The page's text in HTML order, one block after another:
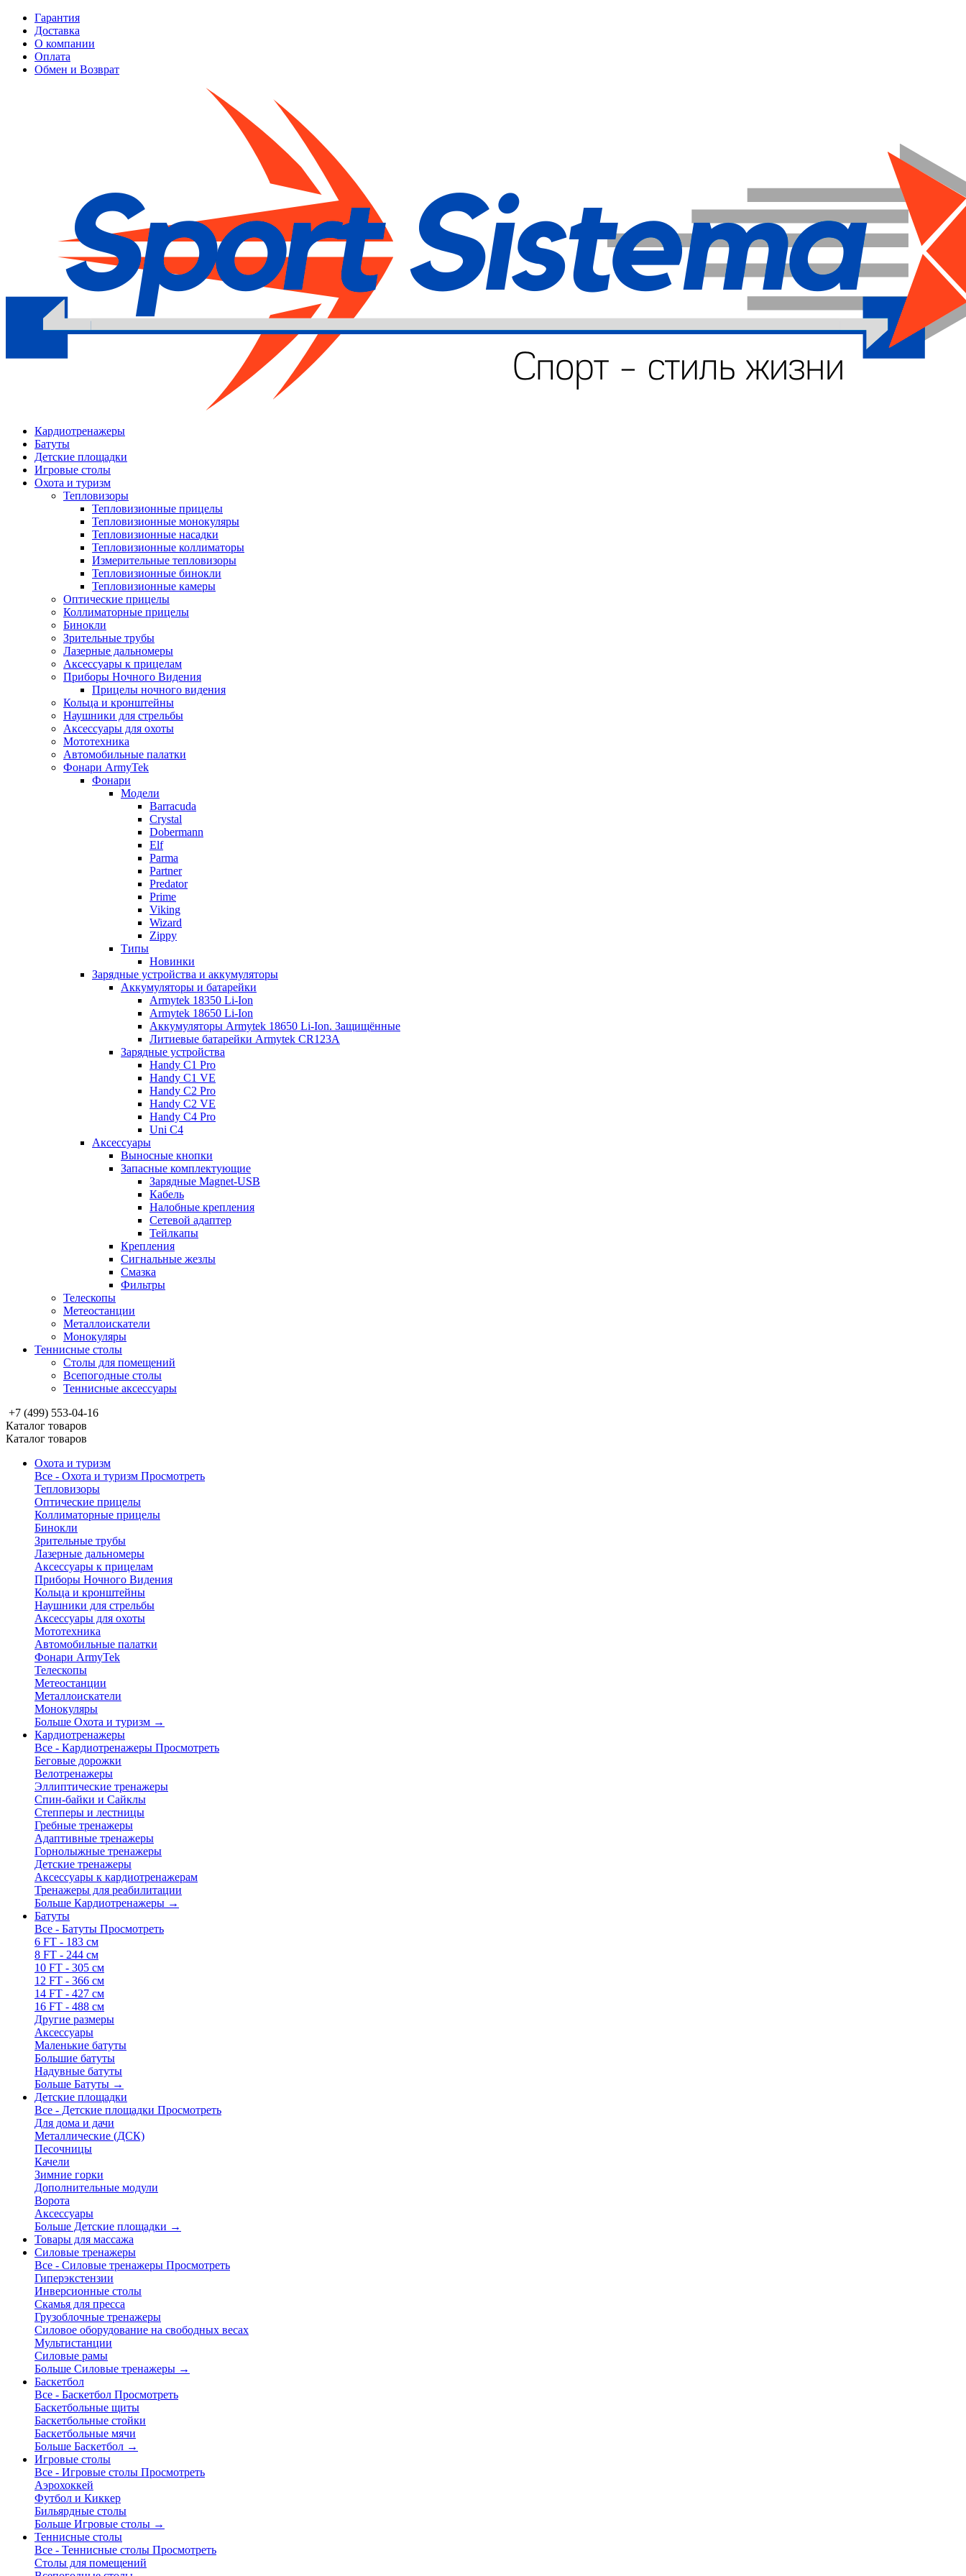
Гарантия
Доставка
О компании
Оплата
Обмен и Возврат
Кардиотренажеры
Батуты
Детские площадки
Игровые столы
Охота и туризм
Тепловизоры
Тепловизионные прицелы
Тепловизионные монокуляры
Тепловизионные насадки
Тепловизионные коллиматоры
Измерительные тепловизоры
Тепловизионные бинокли
Тепловизионные камеры
Оптические прицелы
Коллиматорные прицелы
Бинокли
Зрительные трубы
Лазерные дальномеры
Аксессуары к прицелам
Приборы Ночного Видения
Прицелы ночного видения
Кольца и кронштейны
Наушники для стрельбы
Аксессуары для охоты
Мототехника
Автомобильные палатки
Фонари ArmyTek
Фонари
Модели
Barracuda
Crystal
Dobermann
Elf
Parma
Partner
Predator
Prime
Viking
Wizard
Zippy
Типы
Новинки
Зарядные устройства и аккумуляторы
Аккумуляторы и батарейки
Armytek 18350 Li-Ion
Armytek 18650 Li-Ion
Аккумуляторы Armytek 18650 Li-Ion. Защищённые
Литиевые батарейки Armytek CR123A
Зарядные устройства
Handy C1 Pro
Handy C1 VE
Handy C2 Pro
Handy C2 VE
Handy C4 Pro
Uni C4
Аксессуары
Выносные кнопки
Запасные комплектующие
Зарядные Magnet-USB
Кабель
Налобные крепления
Сетевой адаптер
Тейлкапы
Крепления
Сигнальные жезлы
Смазка
Фильтры
Телескопы
Метеостанции
Металлоискатели
Монокуляры
Теннисные столы
Столы для помещений
Всепогодные столы
Теннисные аксессуары
+7 (499) 553-04-16
Каталог товаров
Каталог товаров
Охота и туризм
Все - Охота и туризм Просмотреть
Тепловизоры
Оптические прицелы
Коллиматорные прицелы
Бинокли
Зрительные трубы
Лазерные дальномеры
Аксессуары к прицелам
Приборы Ночного Видения
Кольца и кронштейны
Наушники для стрельбы
Аксессуары для охоты
Мототехника
Автомобильные палатки
Фонари ArmyTek
Телескопы
Метеостанции
Металлоискатели
Монокуляры
Больше Охота и туризм →
Кардиотренажеры
Все - Кардиотренажеры Просмотреть
Беговые дорожки
Велотренажеры
Эллиптические тренажеры
Спин-байки и Сайклы
Степперы и лестницы
Гребные тренажеры
Адаптивные тренажеры
Горнолыжные тренажеры
Детские тренажеры
Аксессуары к кардиотренажерам
Тренажеры для реабилитации
Больше Кардиотренажеры →
Батуты
Все - Батуты Просмотреть
6 FT - 183 см
8 FT - 244 см
10 FT - 305 см
12 FT - 366 см
14 FT - 427 см
16 FT - 488 см
Другие размеры
Аксессуары
Маленькие батуты
Большие батуты
Надувные батуты
Больше Батуты →
Детские площадки
Все - Детские площадки Просмотреть
Для дома и дачи
Металлические (ДСК)
Песочницы
Качели
Зимние горки
Дополнительные модули
Ворота
Аксессуары
Больше Детские площадки →
Товары для массажа
Силовые тренажеры
Все - Силовые тренажеры Просмотреть
Гиперэкстензии
Инверсионные столы
Скамья для пресса
Грузоблочные тренажеры
Силовое оборудование на свободных весах
Мультистанции
Силовые рамы
Больше Силовые тренажеры →
Баскетбол
Все - Баскетбол Просмотреть
Баскетбольные щиты
Баскетбольные стойки
Баскетбольные мячи
Больше Баскетбол →
Игровые столы
Все - Игровые столы Просмотреть
Аэрохоккей
Футбол и Киккер
Бильярдные столы
Больше Игровые столы →
Теннисные столы
Все - Теннисные столы Просмотреть
Столы для помещений